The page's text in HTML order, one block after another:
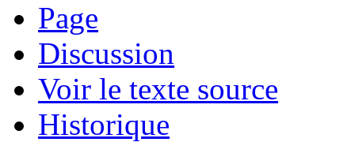
Page
Discussion
Voir le texte source
Historique